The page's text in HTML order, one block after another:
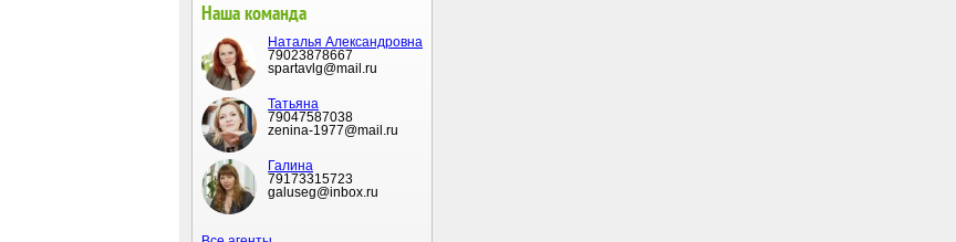
Наша команда
Наталья Александровна
79023878667
spartavlg@mail.ru
Татьяна
79047587038
zenina-1977@mail.ru
Галина
79173315723
galuseg@inbox.ru